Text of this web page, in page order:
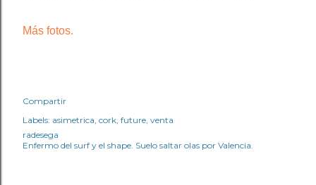
Más fotos.
Compartir
Labels: asimetrica cork future venta
radesega
Enfermo del surf y el shape. Suelo saltar olas por Valencia.